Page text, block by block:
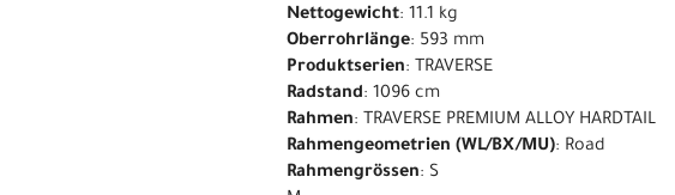
Nettogewicht: 11.1 kg
Oberrohrlänge: 593 mm
Produktserien: TRAVERSE
Radstand: 1096 cm
Rahmen: TRAVERSE PREMIUM ALLOY HARDTAIL
Rahmengeometrien (WL/BX/MU): Road
Rahmengrössen: S